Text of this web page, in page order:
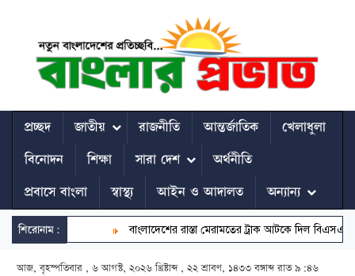
প্রচ্ছদ জাতীয় রাজনীতি আন্তর্জাতিক
খেলাধুলা
বিনোদন
শিক্ষা সারা দেশ
অর্থনীতি
প্রবাসে বাংলা
স্বাস্থ্য আইন ও আদালত অন্যান্য
শিরোনাম:বাংলাদেশের রাস্তা মেরামতের ট্রাক আটকে দিল বিএসএফ, ভোগান্তিতে
আজ, বৃহস্পতিবার , ৬ আগস্ট, ২০২৬ খ্রিষ্টাব্দ , ২২ শ্রাবণ, ১৪৩৩ বঙ্গাব্দরাত ৯:৪৬